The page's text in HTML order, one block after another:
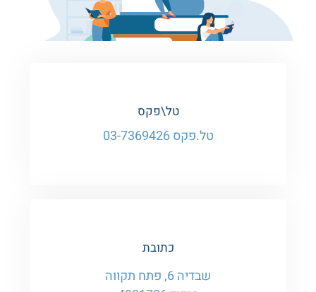
טל\פקס
טל.פקס 03-7369426
כתובת
שבדיה 6, פתח תקווה